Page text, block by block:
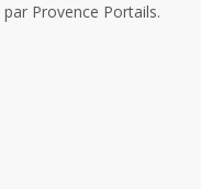
par Provence Portails.